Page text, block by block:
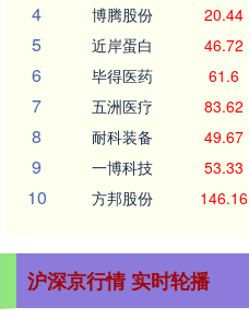
4 博腾股份 20.44
5 近岸蛋白 46.72
6 毕得医药 61.6
7 五洲医疗 83.62
8 耐科装备 49.67
9 一博科技 53.33
10 方邦股份 146.16
沪深京行情 实时轮播